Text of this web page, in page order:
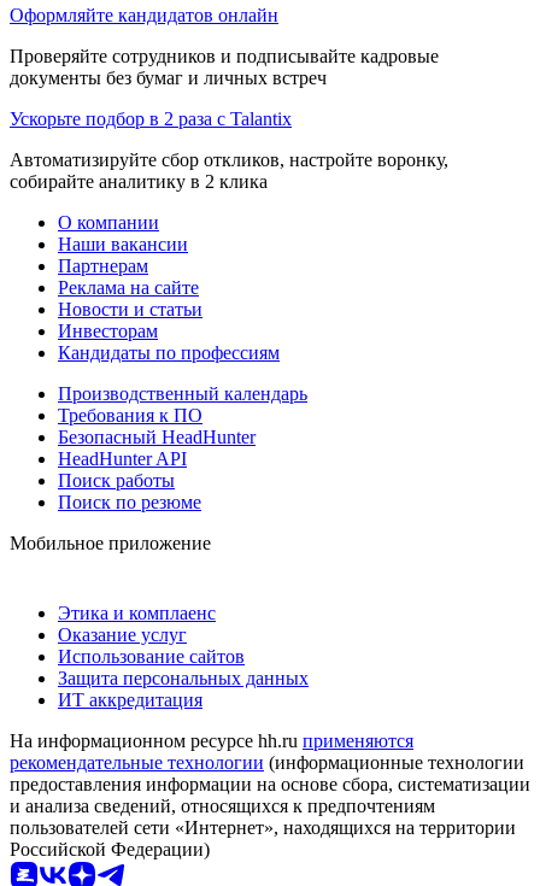
Оформляйте кандидатов онлайн
Проверяйте сотрудников и подписывайте кадровые
документы без бумаг и личных встреч
Ускорьте подбор в 2 раза с Talantix
Автоматизируйте сбор откликов, настройте воронку,
собирайте аналитику в 2 клика
О компании
Наши вакансии
Партнерам
Реклама на сайте
Новости и статьи
Инвесторам
Кандидаты по профессиям
Производственный календарь
Требования к ПО
Безопасный HeadHunter
HeadHunter API
Поиск работы
Поиск по резюме
Мобильное приложение
Этика и комплаенс
Оказание услуг
Использование сайтов
Защита персональных данных
ИТ аккредитация
На информационном ресурсе hh.ru применяются
рекомендательные технологии (информационные технологии
предоставления информации на основе сбора, систематизации
и анализа сведений, относящихся к предпочтениям
пользователей сети «Интернет», находящихся на территории
Российской Федерации)